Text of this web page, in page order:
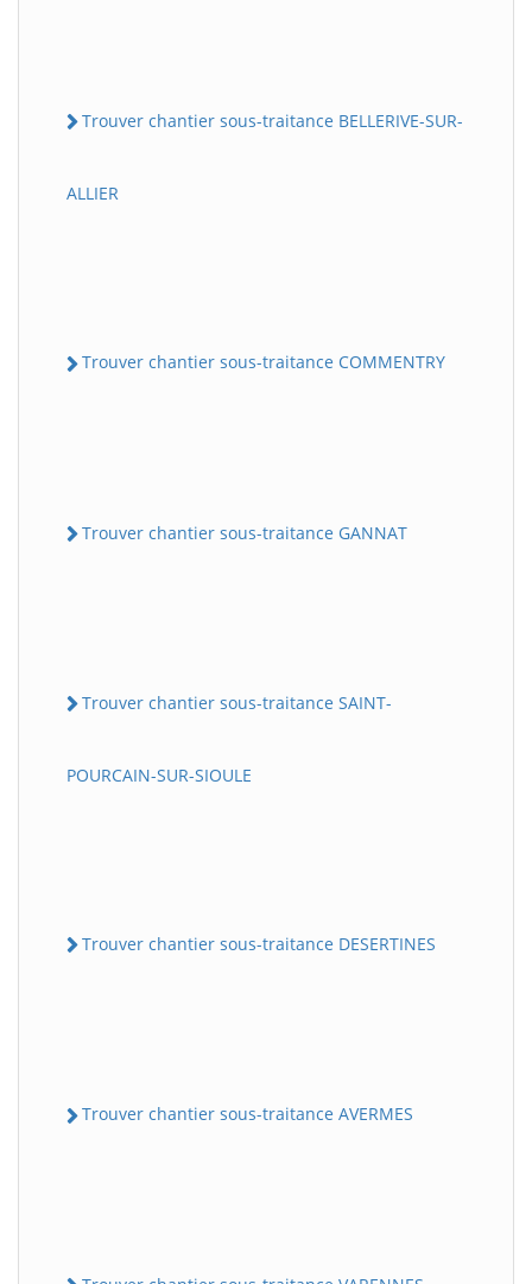
Trouver chantier sous-traitance BELLERIVE-SUR-
ALLIER
Trouver chantier sous-traitance COMMENTRY
Trouver chantier sous-traitance GANNAT
Trouver chantier sous-traitance SAINT-
POURCAIN-SUR-SIOULE
Trouver chantier sous-traitance DESERTINES
Trouver chantier sous-traitance AVERMES